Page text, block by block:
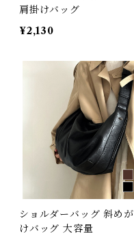
肩掛けバッグ
¥2,130
ショルダーバッグ 斜めが
けバッグ 大容量